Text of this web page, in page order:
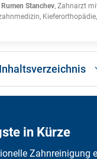
Rumen Stanchev, Zahnarzt
Inhaltsverzeichnis
– was kann man
Folgen ohne regelmäßige
in Kürze
Zahnreinigung